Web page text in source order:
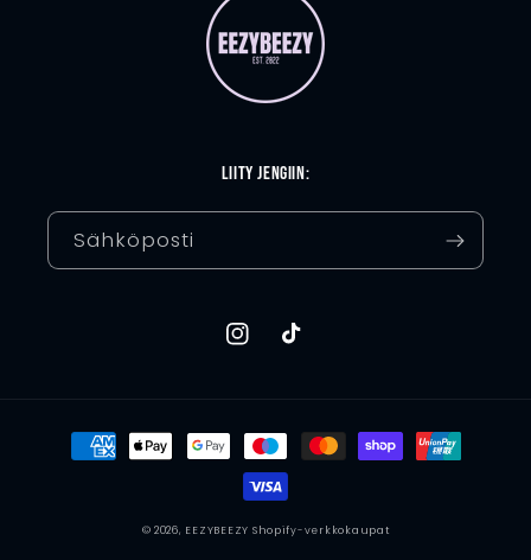
Liity jengiin:
Sähköposti
Instagram
TikTok
Maksutavat
© 2026, EEZYBEEZY Shopify-verkkokaupat